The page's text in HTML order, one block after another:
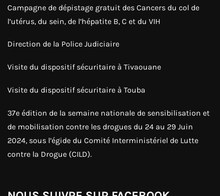
Campagne de dépistage gratuit des Cancers du col de
l’utérus, du sein, de l’hépatite B, C et du VIH
Direction de la Police Judiciaire
Visite du dispositif sécuritaire à Tivaouane
Visite du dispositif sécuritaire à Touba
37e édition de la semaine nationale de sensibilisation et
de mobilisation contre les drogues du 24 au 29 Juin
2024, sous l’égide du Comité Interministériel de Lutte
contre la Drogue (CILD).